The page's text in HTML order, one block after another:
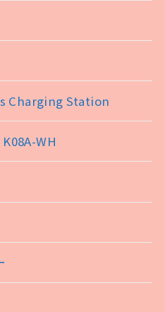
Charging Station
WH